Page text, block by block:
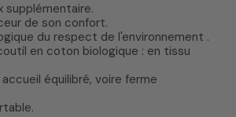
supplémentaire.
de son confort.
du respect de l'environnement .
en coton biologique : en tissu
équilibré, voire ferme